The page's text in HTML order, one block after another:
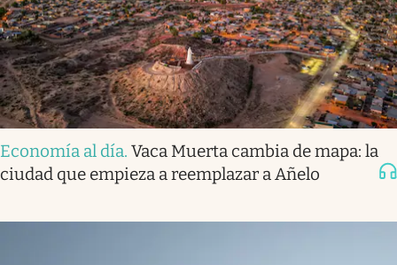
Economía al día. Vaca Muerta cambia de mapa: la
ciudad que empieza a reemplazar a Añelo